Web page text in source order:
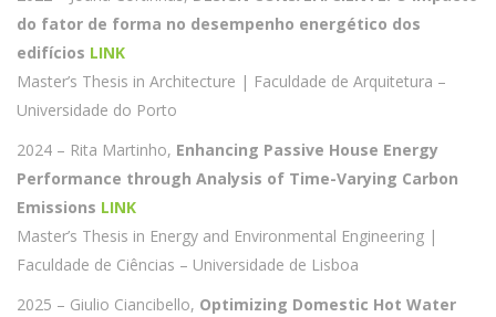
do fator de forma no desempenho energético dos
edifícios LINK
Master’s Thesis in Architecture | Faculdade de Arquitetura –
Universidade do Porto
2024 – Rita Martinho, Enhancing Passive House Energy
Performance through Analysis of Time-Varying Carbon
Emissions LINK
Master’s Thesis in Energy and Environmental Engineering |
Faculdade de Ciências – Universidade de Lisboa
2025 – Giulio Ciancibello, Optimizing Domestic Hot Water